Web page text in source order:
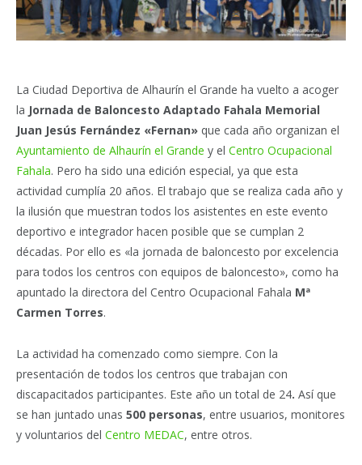
La Ciudad Deportiva de Alhaurín el Grande ha vuelto a acoger
la Jornada de Baloncesto Adaptado Fahala Memorial
Juan Jesús Fernández «Fernan» que cada año organizan el
Ayuntamiento de Alhaurín el Grande y el Centro Ocupacional
Fahala. Pero ha sido una edición especial, ya que esta
actividad cumplía 20 años. El trabajo que se realiza cada año y
la ilusión que muestran todos los asistentes en este evento
deportivo e integrador hacen posible que se cumplan 2
décadas. Por ello es «la jornada de baloncesto por excelencia
para todos los centros con equipos de baloncesto», como ha
apuntado la directora del Centro Ocupacional Fahala Mª
Carmen Torres.
La actividad ha comenzado como siempre. Con la
presentación de todos los centros que trabajan con
discapacitados participantes. Este año un total de 24. Así que
se han juntado unas 500 personas, entre usuarios, monitores
y voluntarios del Centro MEDAC, entre otros.